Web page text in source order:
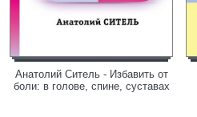
Анатолий Ситель - Избавить от
боли: в голове, спине, суставах